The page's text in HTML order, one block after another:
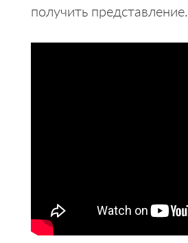
получить представление.